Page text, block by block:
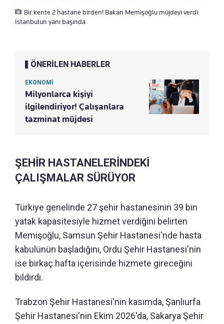
Bir kente 2 hastane birden! Bakan Memişoğlu müjdeyi verdi:
İstanbulun yanı başında
ÖNERİLEN HABERLER
EKONOMİ
Milyonlarca kişiyi
ilgilendiriyor! Çalışanlara
tazminat müjdesi
ŞEHİR HASTANELERİNDEKİ
ÇALIŞMALAR SÜRÜYOR
Türkiye genelinde 27 şehir hastanesinin 39 bin
yatak kapasitesiyle hizmet verdiğini belirten
Memişoğlu, Samsun Şehir Hastanesi'nde hasta
kabulünün başladığını, Ordu Şehir Hastanesi'nin
ise birkaç hafta içerisinde hizmete gireceğini
bildirdi.
Trabzon Şehir Hastanesi'nin kasımda, Şanlıurfa
Şehir Hastanesi'nin Ekim 2026'da, Sakarya Şehir